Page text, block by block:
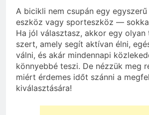
A bicikli nem csupán egy
eszköz vagy sporteszköz —
Ha jól választasz, akkor egy olyan
szert, amely segít aktívan élni,
válni, és akár mindennapi
könnyebbé teszi. De nézzük meg
miért érdemes időt szánni a
kiválasztására!